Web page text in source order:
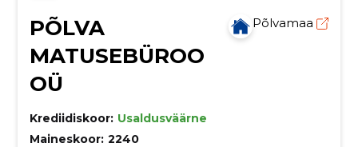
PÕLVA
MATUSEBÜROO
OÜ
Põlvamaa
Krediidiskoor: Usaldusväärne
Maineskoor: 2240